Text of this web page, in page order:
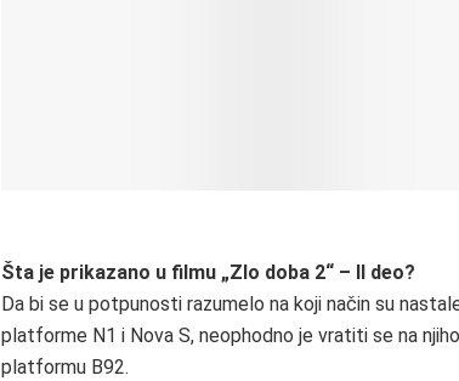
Šta je prikazano u filmu „Zlo doba 2“ – II deo?
Da bi se u potpunosti razumelo na koji način su
platforme N1 i Nova S, neophodno je vratiti se na
platformu B92.